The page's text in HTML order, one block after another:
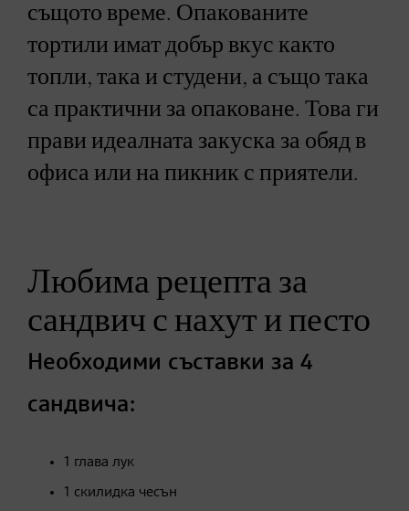
същото време. Опакованите
тортили имат добър вкус както
топли, така и студени, а също така
са практични за опаковане. Това ги
прави идеалната закуска за обяд в
офиса или на пикник с приятели.
Любима рецепта за
сандвич с нахут и песто
Необходими съставки за 4
сандвича:
1 глава лук
1 скилидка чесън